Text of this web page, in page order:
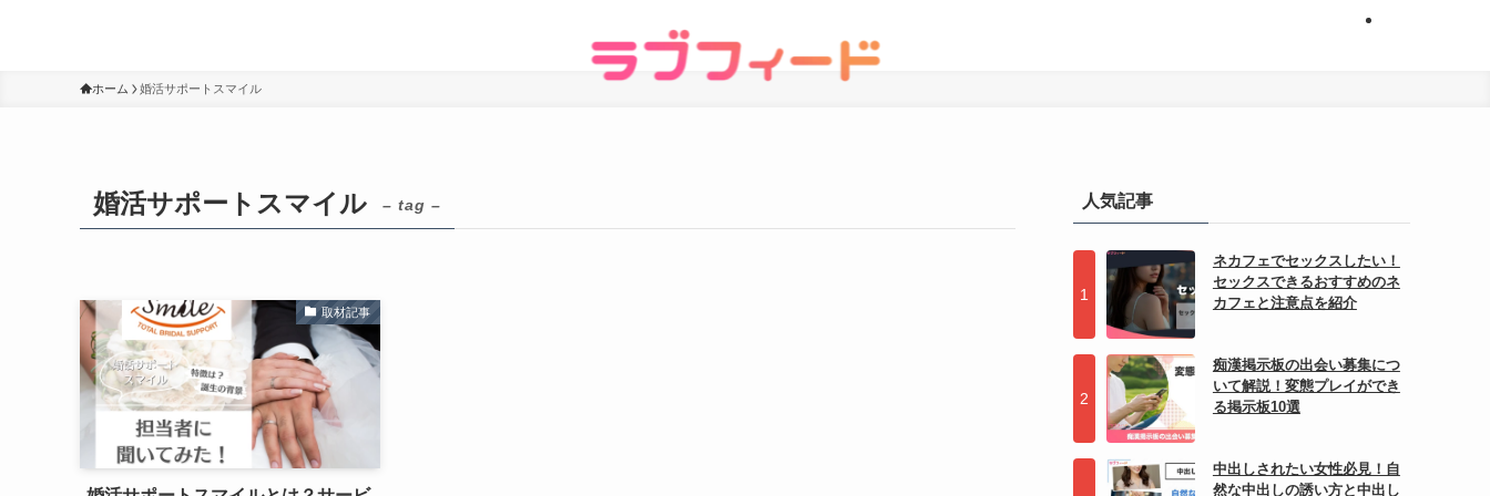
ホーム 婚活サポートスマイル
婚活サポートスマイル – tag –
取材記事
人気記事
ネカフェでセックスしたい！
セックスできるおすすめのネ
カフェと注意点を紹介
痴漢掲示板の出会い募集につ
いて解説！変態プレイができ
る掲示板10選
中出しされたい女性必見！自
然な中出しの誘い方と中出し